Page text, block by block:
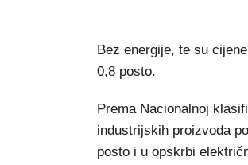
Bez energije, te su
0,8 posto.
Prema Nacionalnoj
industrijskih proizvoda
posto i u opskrbi